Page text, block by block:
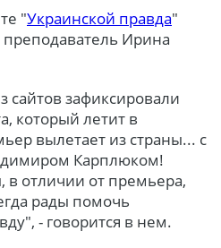
"Украинской правда"
Ирина
сайтов зафиксировали
который летит в
вылетает из страны... с
Карплюком!
в отличии от премьера,
рады помочь
- говорится в нем.